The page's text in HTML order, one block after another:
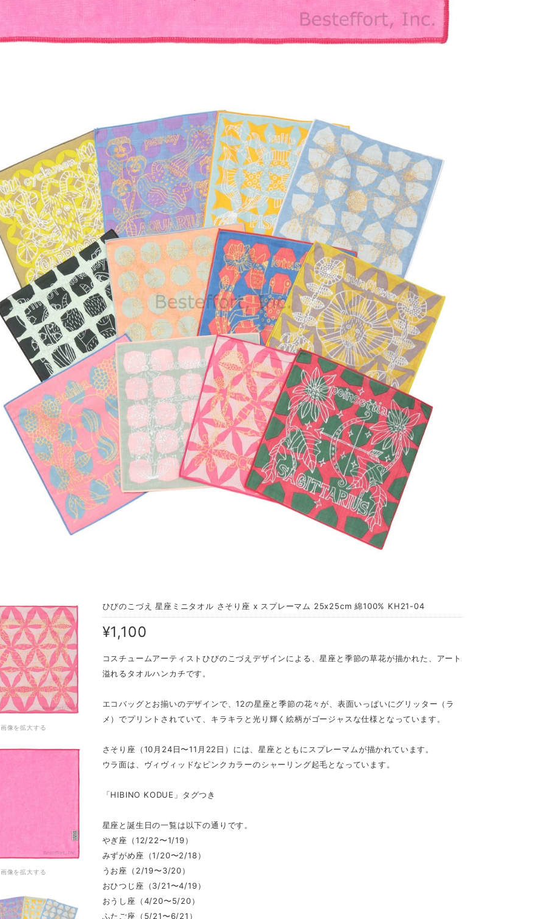
画像を拡大する
画像を拡大する
ひびのこづえ 星座ミニタオル さそり座 x スプレーマム 25x25cm 綿100% KH21-04
¥1,100
コスチュームアーティストひびのこづえデザインによる、星座と季節の草花が描かれた、アート
溢れるタオルハンカチです。
エコバッグとお揃いのデザインで、12の星座と季節の花々が、表面いっぱいにグリッター（ラ
メ）でプリントされていて、キラキラと光り輝く絵柄がゴージャスな仕様となっています。
さそり座（10月24日〜11月22日）には、星座とともにスプレーマムが描かれています。
ウラ面は、ヴィヴィッドなピンクカラーのシャーリング起毛となっています。
「HIBINO KODUE」タグつき
星座と誕生日の一覧は以下の通りです。
やぎ座（12/22〜1/19）
みずがめ座（1/20〜2/18）
うお座（2/19〜3/20）
おひつじ座（3/21〜4/19）
おうし座（4/20〜5/20）
ふたご座（5/21〜6/21）